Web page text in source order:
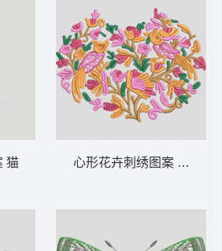
猫 心形花卉刺绣图案 鸟 靓花